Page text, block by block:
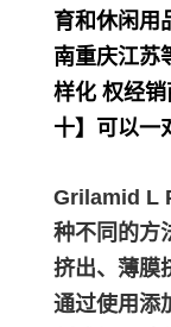
育和休闲用
南重庆江苏
样化 权经
十】可以一
Grilamid L
种不同的方
挤出、薄膜
通过使用添